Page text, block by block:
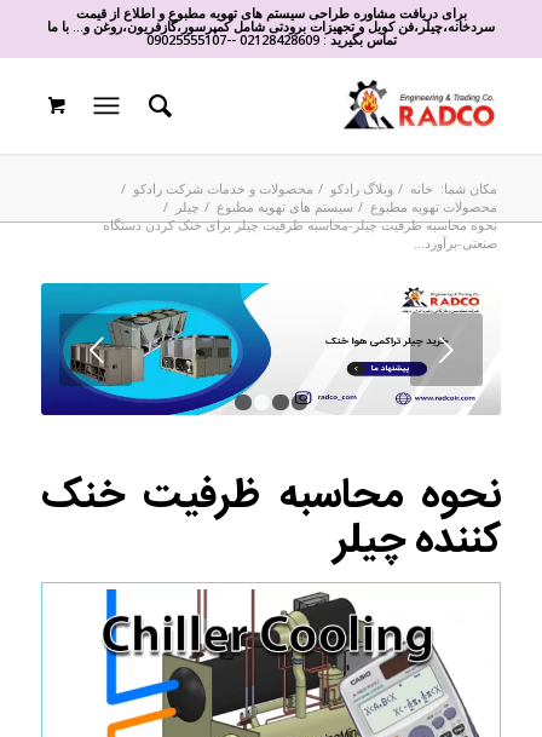
برای دریافت مشاوره طراحی سیستم های تهویه مطبوع و اطلاع از قیمت
سردخانه،چیلر،فن کویل و تجهیزات برودتی شامل کمپرسور،گازفریون،روغن و... با ما
تماس بگیرید :02128428609
-
-
09025555107
مکان شما: خانه / وبلاگ رادکو / محصولات و خدمات شرکت رادکو /
محصولات تهویه مطبوع / سیستم های تهویه مطبوع / چیلر /
نحوه محاسبه ظرفیت چیلر-محاسبه ظرفیت چیلر برای خنک کردن دستگاه
صنعتی-برآورد...
قبل
123
نحوه محاسبه ظرفیت خنک
کننده چیلر